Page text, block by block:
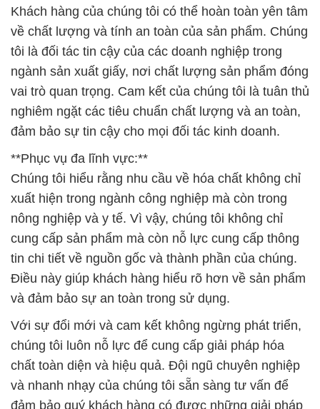
Khách hàng của chúng tôi có thể hoàn toàn yên tâm
về chất lượng và tính an toàn của sản phẩm. Chúng
tôi là đối tác tin cậy của các doanh nghiệp trong
ngành sản xuất giấy, nơi chất lượng sản phẩm đóng
vai trò quan trọng. Cam kết của chúng tôi là tuân thủ
nghiêm ngặt các tiêu chuẩn chất lượng và an toàn,
đảm bảo sự tin cậy cho mọi đối tác kinh doanh.
**Phục vụ đa lĩnh vực:**
Chúng tôi hiểu rằng nhu cầu về hóa chất không chỉ
xuất hiện trong ngành công nghiệp mà còn trong
nông nghiệp và y tế. Vì vậy, chúng tôi không chỉ
cung cấp sản phẩm mà còn nỗ lực cung cấp thông
tin chi tiết về nguồn gốc và thành phần của chúng.
Điều này giúp khách hàng hiểu rõ hơn về sản phẩm
và đảm bảo sự an toàn trong sử dụng.
Với sự đổi mới và cam kết không ngừng phát triển,
chúng tôi luôn nỗ lực để cung cấp giải pháp hóa
chất toàn diện và hiệu quả. Đội ngũ chuyên nghiệp
và nhanh nhạy của chúng tôi sẵn sàng tư vấn để
đảm bảo quý khách hàng có được những giải pháp